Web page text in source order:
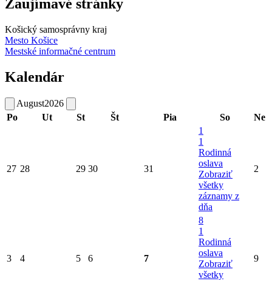
Zaujímavé stránky
Košický samosprávny kraj
Mesto Košice
Mestské informačné centrum
Kalendár
August2026
Po
Ut St Št Pia So Ne
27 28 29 30 31
1
1
Rodinná
oslava
Zobraziť
všetky
záznamy z
dňa
2
3 4 5 6 7
8
1
Rodinná
oslava
Zobraziť
všetky
9